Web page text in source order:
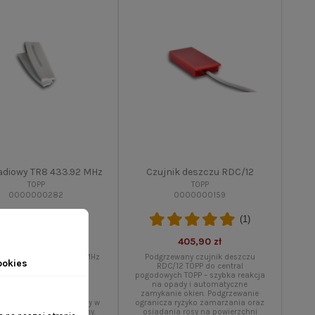
TR8 433.92 MHz
TOPP
0000000282
TR8 TOPP 433,92 MHz
kanałami do zdalnego
15–20 m, wyposażony w
uchwyt naścienny.
Czujnik deszczu RDC/12
TOPP
0000000159
(1)
405,90 zł
Podgrzewany czujnik deszczu
RDC/12 TOPP do central
pogodowych TOPP – szybka reakcja
na opady i automatyczne
zamykanie okien. Podgrzewanie
ogranicza ryzyko zamarzania oraz
osiadania rosy na powierzchni